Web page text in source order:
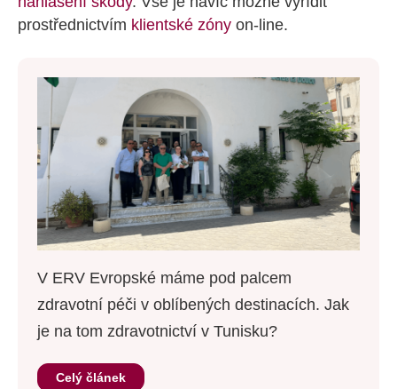
prostřednictvím klientské zóny on-line.
V ERV Evropské máme pod palcem
zdravotní péči v oblíbených destinacích. Jak
je na tom zdravotnictví v Tunisku?
Celý článek